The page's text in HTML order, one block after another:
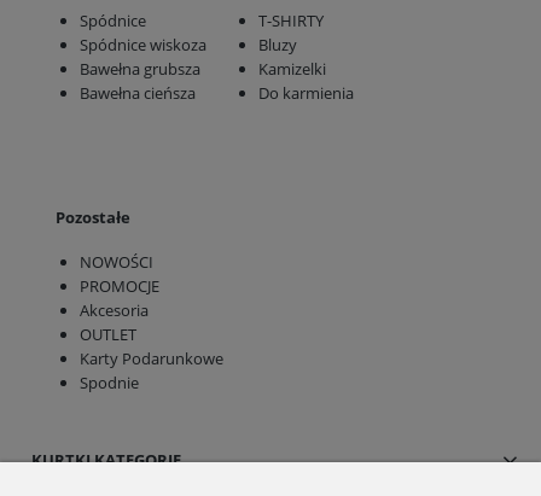
Spódnice
Spódnice wiskoza
Bawełna grubsza
Bawełna cieńsza
T-SHIRTY
Bluzy
Kamizelki
Do karmienia
Pozostałe
NOWOŚCI
PROMOCJE
Akcesoria
OUTLET
Karty Podarunkowe
Spodnie
KURTKI KATEGORIE